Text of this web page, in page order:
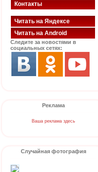
Контакты
Читать на Яндексе
Читать на Android
Следите за новостями в
социальных сетях:
Реклама
Ваша реклама здесь
Случайная фотография